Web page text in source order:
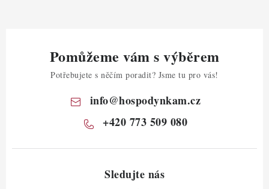
Pomůžeme vám s výběrem
Potřebujete s něčím poradit? Jsme tu pro vás!
info@hospodynkam.cz
+420 773 509 080